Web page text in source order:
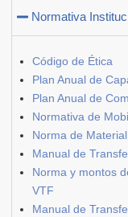
Normativa
Código de Ética
Plan Anual de
Plan Anual de
Normativa de
Norma de
Manual de
Norma y montos
VTF
Manual de